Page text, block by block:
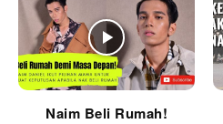
Naim Beli Rumah!